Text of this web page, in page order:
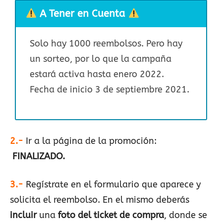
A Tener en Cuenta
Solo hay 1000 reembolsos. Pero hay
un sorteo, por lo que la campaña
estará activa hasta enero 2022.
Fecha de inicio 3 de septiembre 2021.
2.- Ir a la página de la promoción:
FINALIZADO.
3.- Regístrate en el formulario que aparece y
solicita el reembolso. En el mismo deberás
incluiruna foto del ticket de compra, donde se